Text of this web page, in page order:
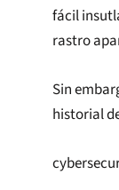
fácil
rastro
Sin
historial